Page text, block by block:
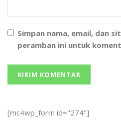
Simpan nama, email, dan
peramban ini untuk
[mc4wp_form id="274"]